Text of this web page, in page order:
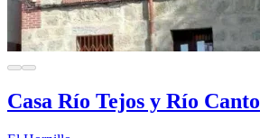
Casa Río Tejos y Río Canto